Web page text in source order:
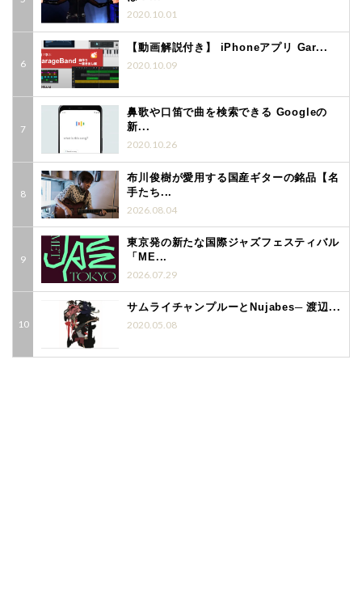
2020.10.01
【動画解説付き】 iPhoneアプリ Gar...
2020.10.09
鼻歌や口笛で曲を検索できる Googleの
新...
2020.10.26
布川俊樹が愛用する国産ギターの銘品【名
手たち...
2026.08.04
東京発の新たな国際ジャズフェスティバル
「ME...
2026.07.29
サムライチャンプルーとNujabes─ 渡辺...
2020.05.08